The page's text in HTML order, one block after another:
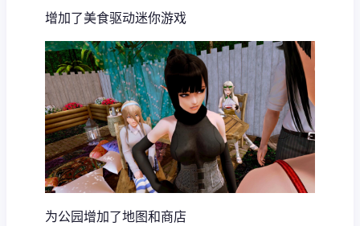
增加了美食驱动迷你游戏
为公园增加了地图和商店